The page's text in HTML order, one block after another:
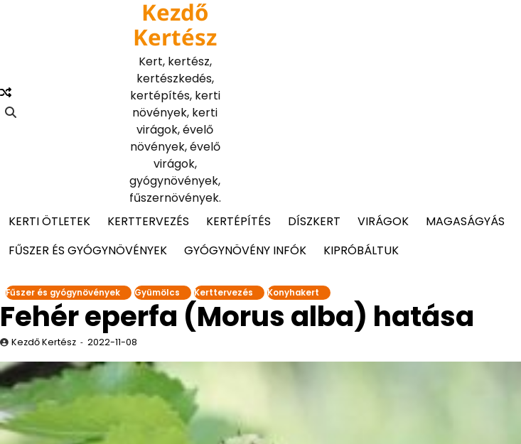
Kezdő
Kertész
Kert, kertész,
kertészkedés,
kertépítés, kerti
növények, kerti
virágok, évelő
növények, évelő
virágok,
gyógynövények,
fűszernövények.
KERTI ÖTLETEK
KERTTERVEZÉS KERTÉPÍTÉS DÍSZKERT VIRÁGOK MAGASÁGYÁS
FŰSZER ÉS GYÓGYNÖVÉNYEK
GYÓGYNÖVÉNY INFÓK KIPRÓBÁLTUK
Fűszer és gyógynövények Gyümölcs Kerttervezés Konyhakert
Fehér eperfa (Morus alba) hatása
Kezdő Kertész 2022-11-08